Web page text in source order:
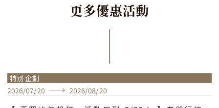
更多優惠活動
特別企劃
2026/07/20 2026/08/20